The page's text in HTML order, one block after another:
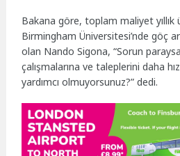
Bakana göre, toplam maliyet
Birmingham Üniversitesi’nde göç
olan Nando Sigona, “Sorun
çalışmalarına ve taleplerini daha
yardımcı olmuyorsunuz?” dedi.